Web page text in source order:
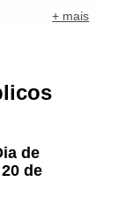
+ mais
de
de